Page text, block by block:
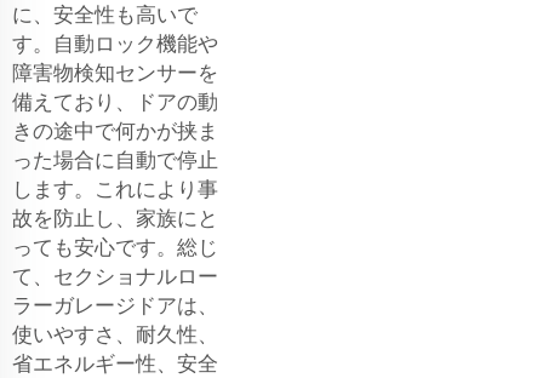
に、安全性も高いで
す。自動ロック機能や
障害物検知センサーを
備えており、ドアの動
きの途中で何かが挟ま
った場合に自動で停止
します。これにより事
故を防止し、家族にと
っても安心です。総じ
て、セクショナルロー
ラーガレージドアは、
使いやすさ、耐久性、
省エネルギー性、安全